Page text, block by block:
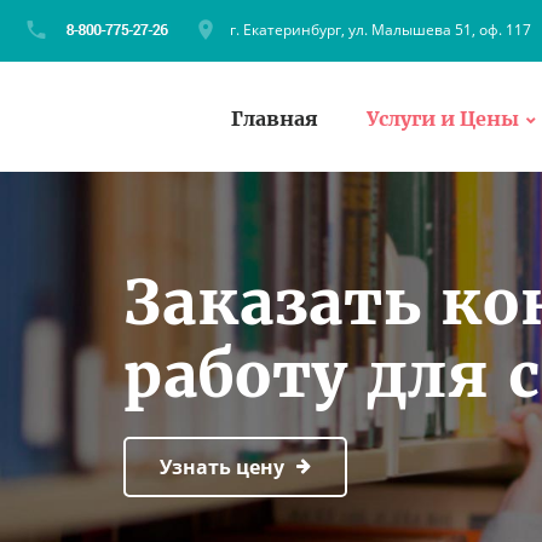
г. Екатеринбург, ул. Малышева 51, оф. 117
Главная Услуги и Цены
Заказать
работу для
Узнать цену